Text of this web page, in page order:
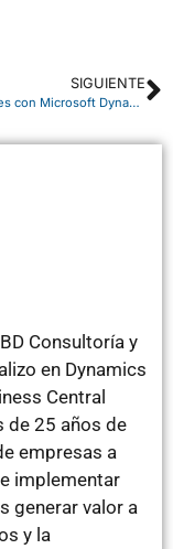
SIGUIENTE
Ahorre costes con Microsoft Dynamics NAV en la nube
Consultoría y
en Dynamics
Central
de 25 años de
empresas a
implementar
generar valor a
y la